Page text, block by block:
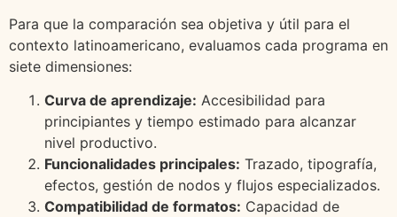
Para que la comparación sea objetiva y útil para el
contexto latinoamericano, evaluamos cada programa en
siete dimensiones:
Curva de aprendizaje: Accesibilidad para
principiantes y tiempo estimado para alcanzar
nivel productivo.
Funcionalidades principales: Trazado, tipografía,
efectos, gestión de nodos y flujos especializados.
Compatibilidad de formatos: Capacidad de